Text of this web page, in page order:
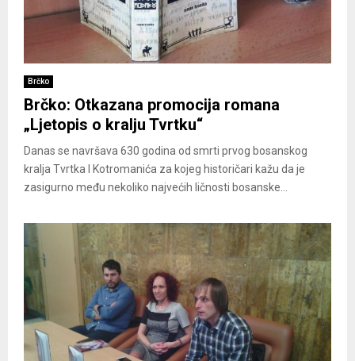
Brčko
Brčko: Otkazana promocija romana
„Ljetopis o kralju Tvrtku“
Danas se navršava 630 godina od smrti prvog bosanskog
kralja Tvrtka I Kotromanića za kojeg historičari kažu da je
zasigurno među nekoliko najvećih ličnosti bosanske...